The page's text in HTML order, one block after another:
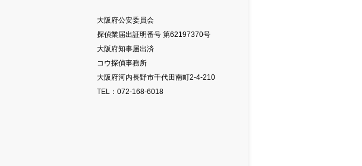
大阪府公安委員会
探偵業届出証明番号 第62197370号
大阪府知事届出済
コウ探偵事務所
大阪府河内長野市千代田南町2-4-210
TEL：072-168-6018